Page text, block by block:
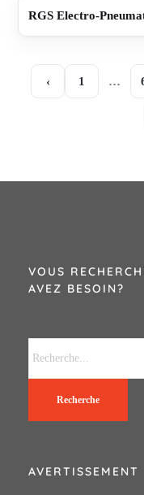
RGS Electro-
‹ 1 …
VOUS
AVEZ BESOIN?
Recherche
AVERTISSEMENT